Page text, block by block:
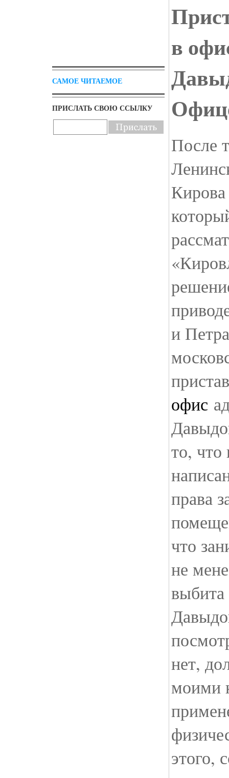
САМОЕ ЧИТАЕМОЕ
ПРИСЛАТЬ СВОЮ ССЫЛКУ
в
После
и
офис
то, что
права
что
не
выбита
нет,
моими
этого,